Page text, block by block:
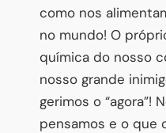
como nos
no mundo! O
química do nosso
nosso grande
gerimos o “agora”!
pensamos e o que